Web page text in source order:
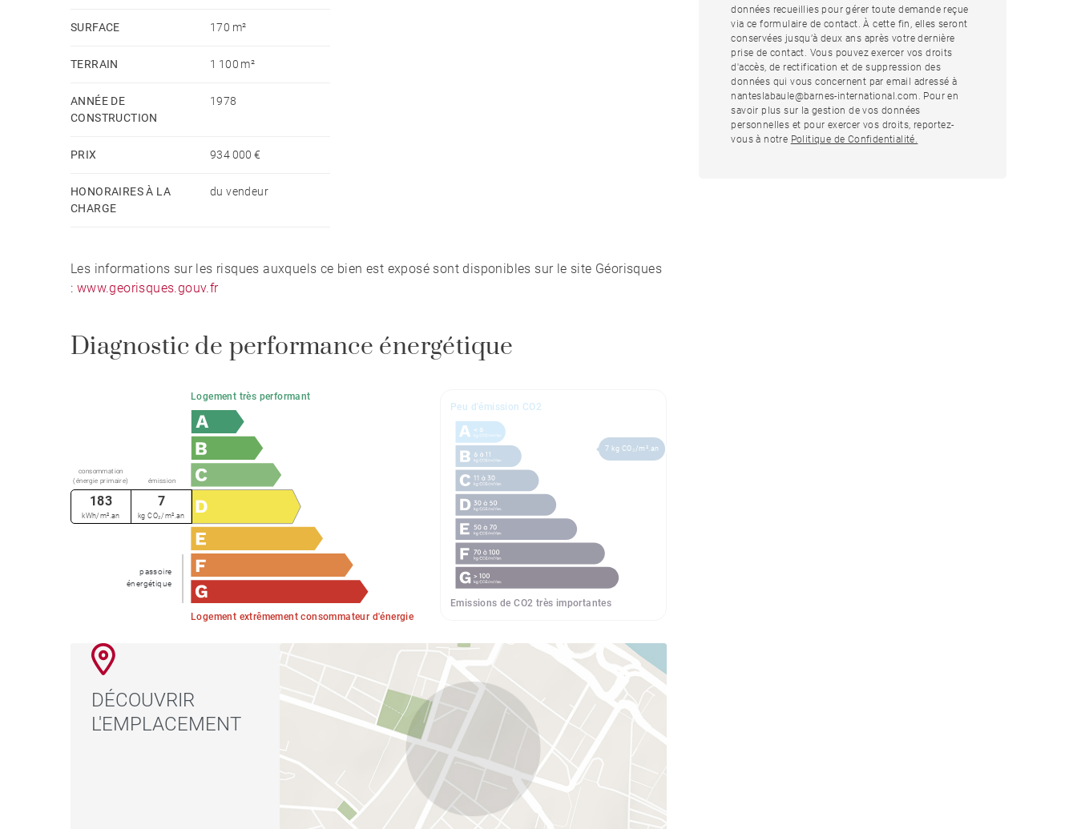
fait bon vivre tout au long de l'année. Honoraires à la charge du vendeur - Montant estimé des
SURFACE 170 m²
TERRAIN 1 100 m²
ANNÉE DE
CONSTRUCTION
1978
PRIX 934 000 €
HONORAIRES À LA
CHARGE
du vendeur
Les informations sur les risques auxquels ce bien est exposé sont disponibles sur le site Géorisques
: www.georisques.gouv.fr
Diagnostic de performance énergétique
Logement très performant
Logement extrêmement consommateur d'énergie
passoire
énergétique
consommation
(énergie primaire)
émission
183
kWh/m².an
7
kg CO₂/m².an
Peu d'émission CO2
Emissions de CO2 très importantes
7 kg CO₂/m².an
DÉCOUVRIR
L'EMPLACEMENT
données recueillies pour gérer toute demande reçue
via ce formulaire de contact. À cette fin, elles seront
conservées jusqu’à deux ans après votre dernière
prise de contact. Vous pouvez exercer vos droits
d'accès, de rectification et de suppression des
données qui vous concernent par email adressé à
nanteslabaule@barnes-international.com. Pour en
savoir plus sur la gestion de vos données
personnelles et pour exercer vos droits, reportez-
vous à notre Politique de Confidentialité.